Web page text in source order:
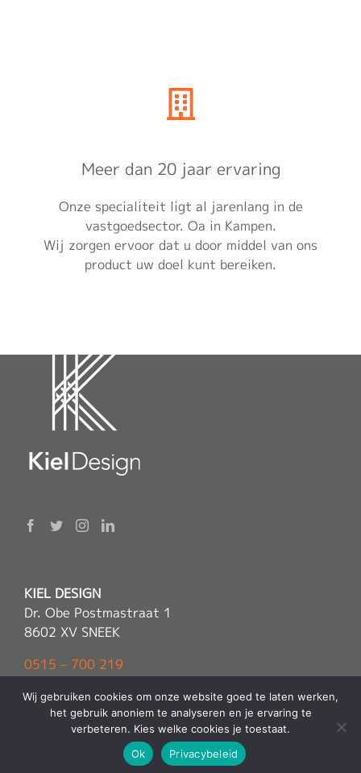
Meer dan 20 jaar ervaring
Onze specialiteit ligt al jarenlang in de
vastgoedsector. Oa in Kampen.
Wij zorgen ervoor dat u door middel van ons
product uw doel kunt bereiken.
KIEL DESIGN
Dr. Obe Postmastraat 1
8602 XV SNEEK
0515 – 700 219
Kiel Design| Alle rechten voorbehouden |
Powered by
Wij gebruiken cookies om onze website goed te laten werken,
het gebruik anoniem te analyseren en je ervaring te
verbeteren. Kies welke cookies je toestaat.
Ok
Privacybeleid